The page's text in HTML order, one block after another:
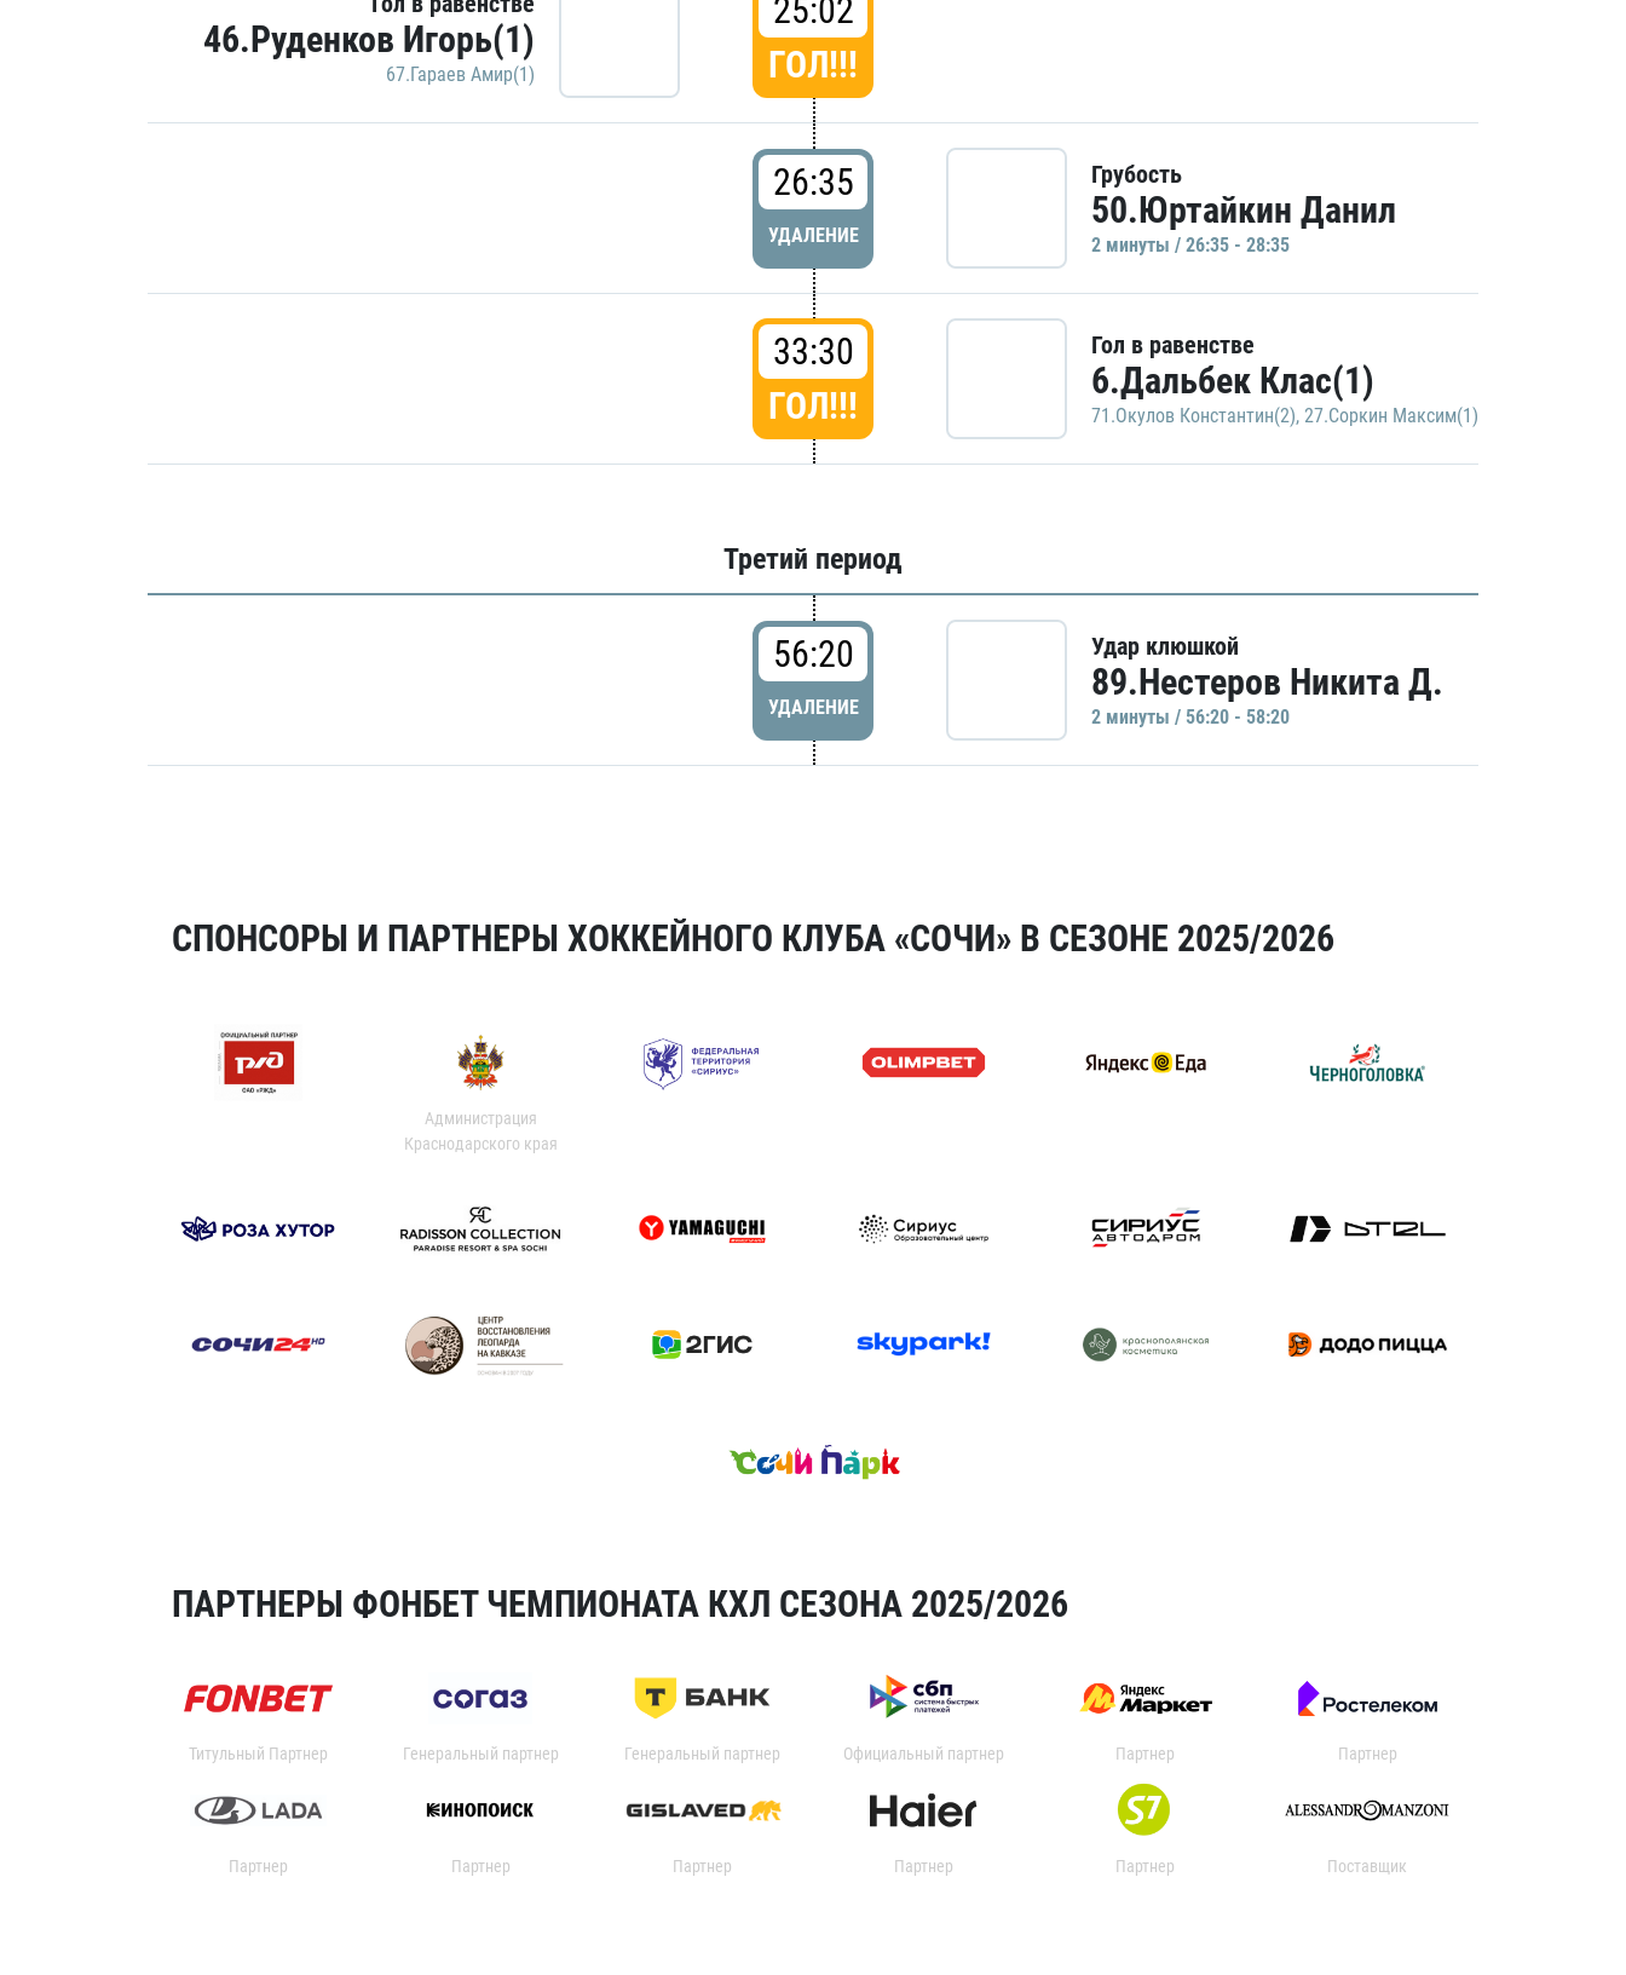
46.Руденков Игорь(1)
67.Гараев Амир(1)
25:02
ГОЛ!!!
26:35
УДАЛЕНИЕ
Грубость
50.Юртайкин Данил
2 минуты / 26:35 - 28:35
33:30
ГОЛ!!!
Гол в равенстве
6.Дальбек Клас(1)
71.Окулов Константин(2), 27.Соркин Максим(1)
Третий период
56:20
УДАЛЕНИЕ
Удар клюшкой
89.Нестеров Никита Д.
2 минуты / 56:20 - 58:20
СПОНСОРЫ И ПАРТНЕРЫ ХОККЕЙНОГО КЛУБА «СОЧИ» В СЕЗОНЕ 2025/2026
Администрация
Краснодарского края
ПАРТНЕРЫ ФОНБЕТ ЧЕМПИОНАТА КХЛ СЕЗОНА 2025/2026
Титульный Партнер Генеральный партнер Генеральный партнер Официальный партнер Партнер Партнер
Партнер Партнер Партнер Партнер Партнер Поставщик